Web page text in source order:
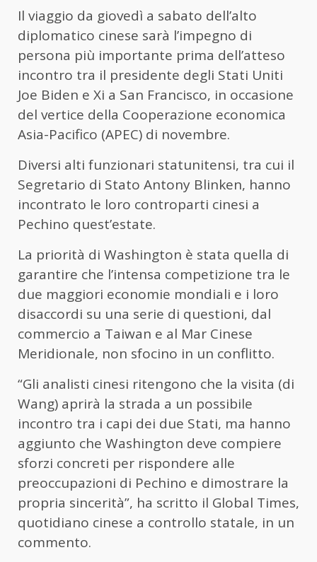
Il viaggio da giovedì a sabato dell’alto
diplomatico cinese sarà l’impegno di
persona più importante prima dell’atteso
incontro tra il presidente degli Stati Uniti
Joe Biden e Xi a San Francisco, in occasione
del vertice della Cooperazione economica
Asia-Pacifico (APEC) di novembre.
Diversi alti funzionari statunitensi, tra cui il
Segretario di Stato Antony Blinken, hanno
incontrato le loro controparti cinesi a
Pechino quest’estate.
La priorità di Washington è stata quella di
garantire che l’intensa competizione tra le
due maggiori economie mondiali e i loro
disaccordi su una serie di questioni, dal
commercio a Taiwan e al Mar Cinese
Meridionale, non sfocino in un conflitto.
“Gli analisti cinesi ritengono che la visita (di
Wang) aprirà la strada a un possibile
incontro tra i capi dei due Stati, ma hanno
aggiunto che Washington deve compiere
sforzi concreti per rispondere alle
preoccupazioni di Pechino e dimostrare la
propria sincerità”, ha scritto il Global Times,
quotidiano cinese a controllo statale, in un
commento.